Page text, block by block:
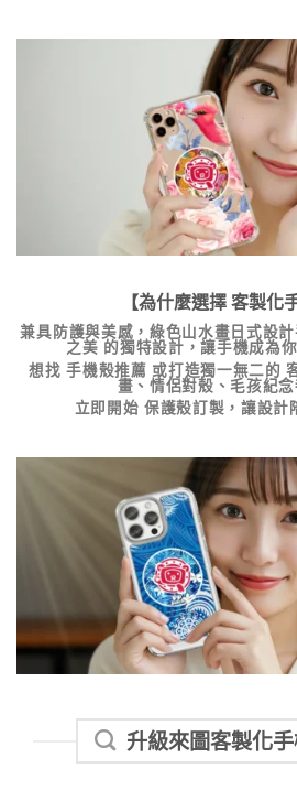
【為什麼選擇 客製化
兼具防護與美感， 綠色山水畫日式設
之美 的獨特設計，讓手機成為
想找手機殼推薦 或打造獨一無二的
畫、情侶對殼、毛孩紀念
立即開始 保護殼訂製 ，讓設計
升級來圖客製化